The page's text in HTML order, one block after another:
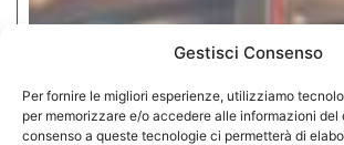
Gestisci Consenso
Per fornire le migliori esperienze, utilizziamo
per memorizzare e/o accedere alle informazioni del
consenso a queste tecnologie ci permetterà di